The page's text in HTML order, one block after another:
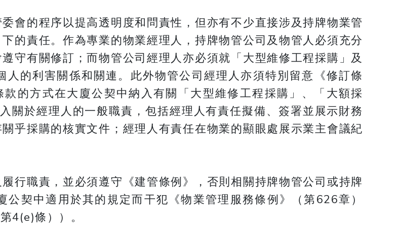
會的程序以提高透明度和問責性，但亦有不少直接涉及持牌物業管
的責任。作為專業的物業經理人，持牌物管公司及物管人必須充分
守有關修訂；而物管公司經理人亦必須就「大型維修工程採購」及
人的利害關係和關連。此外物管公司經理人亦須特別留意《修訂條
的方式在大廈公契中納入有關「大型維修工程採購」、「大額採
關於經理人的一般職責，包括經理人有責任擬備、簽署並展示財務
乎採購的核實文件；經理人有責任在物業的顯眼處展示業主會議紀
行職責，並必須遵守《建管條例》，否則相關持牌物管公司或持牌
契中適用於其的規定而干犯《物業管理服務條例》（第626章）
4(e)條））。